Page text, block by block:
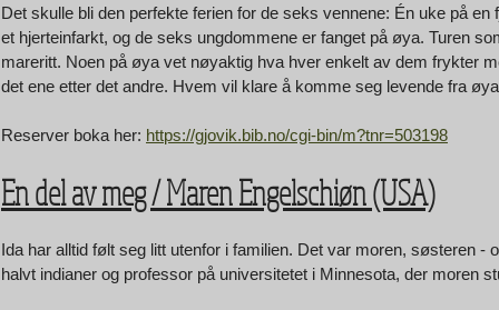
Det skulle bli den perfekte ferien for de seks vennene: Én uke på
et hjerteinfarkt, og de seks ungdommene er fanget på øya. Turen
mareritt. Noen på øya vet nøyaktig hva hver enkelt av dem frykter
det ene etter det andre. Hvem vil klare å komme seg levende fra
Reserver boka her: https://gjovik.bib.no/cgi-bin/m?tnr=503198
En del av meg / Maren Engelschiøn (USA)
Ida har alltid følt seg litt utenfor i familien. Det var moren, søsteren -
halvt indianer og professor på universitetet i Minnesota, der moren